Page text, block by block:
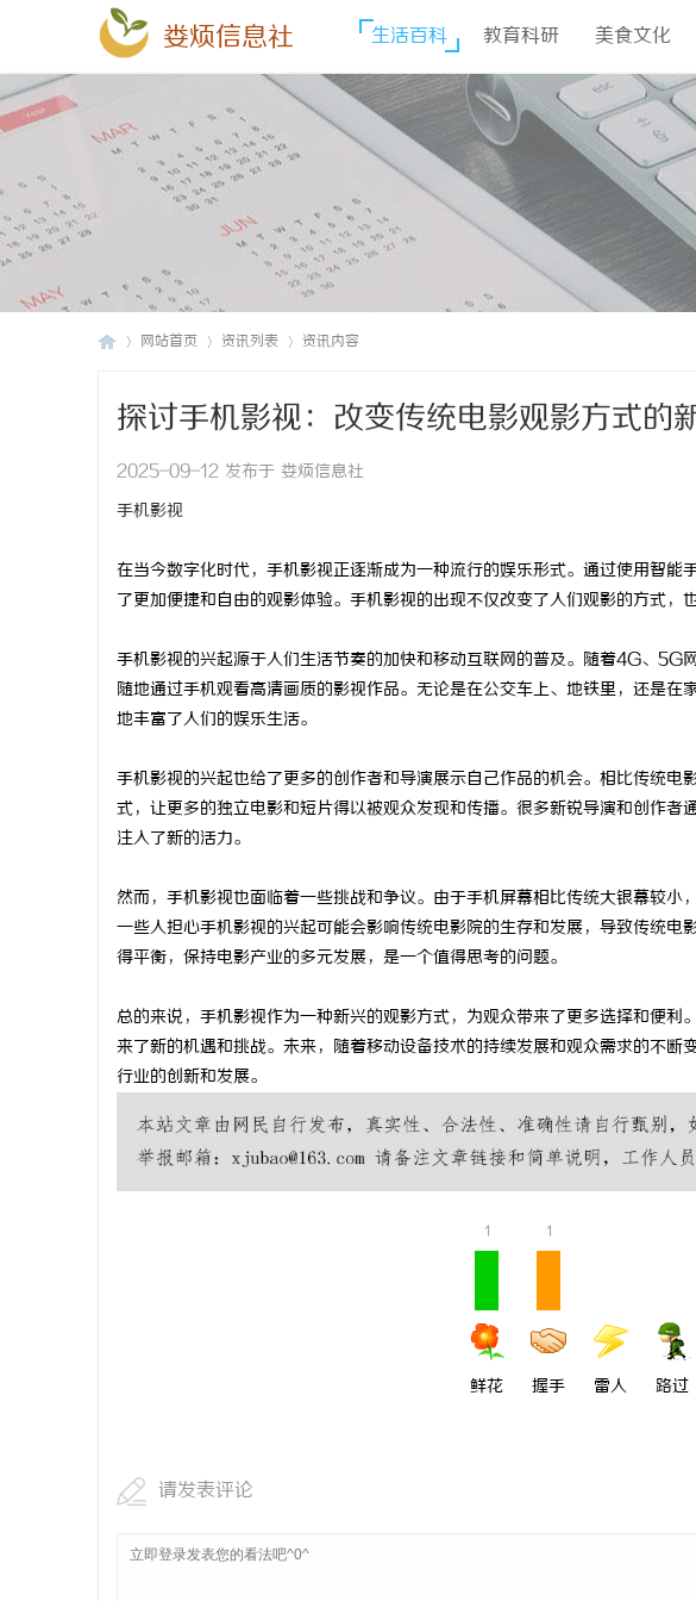
娄烦信息社 生活百科 教育科研 美食文化
网站首页 资讯列表 资讯内容
探讨手机影视：改变传统电影观影方式的
2025-09-12 发布于 娄烦信息社
手机影视
在当今数字化时代，手机影视正逐渐成为一种流行的娱乐形式。通过使用智能
了更加便捷和自由的观影体验。手机影视的出现不仅改变了人们观影的方式，
手机影视的兴起源于人们生活节奏的加快和移动互联网的普及。随着4G、5G
随地通过手机观看高清画质的影视作品。无论是在公交车上、地铁里，还是
地丰富了人们的娱乐生活。
手机影视的兴起也给了更多的创作者和导演展示自己作品的机会。相比传统
式，让更多的独立电影和短片得以被观众发现和传播。很多新锐导演和创作
注入了新的活力。
然而，手机影视也面临着一些挑战和争议。由于手机屏幕相比传统大银幕较小
一些人担心手机影视的兴起可能会影响传统电影院的生存和发展，导致传统电
得平衡，保持电影产业的多元发展，是一个值得思考的问题。
总的来说，手机影视作为一种新兴的观影方式，为观众带来了更多选择和便
来了新的机遇和挑战。未来，随着移动设备技术的持续发展和观众需求的不
行业的创新和发展。
1
鲜花
1
握手 雷人 路过
请发表评论
北京考研机构避坑指南，怎么选